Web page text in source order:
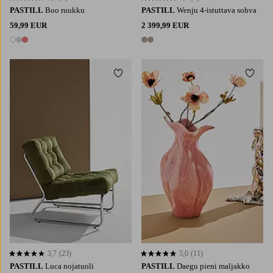
PASTILL Boo ruukku
59,99 EUR
3 värejä
PASTILL Wenju 4-istuttava sohva
2 399,99 EUR
2 värejä
PASTILL Luca nojatuoli
3,7 perustuen 23 arvosanaan
3,7 (23)
Lisää suosikkeihin
PASTILL Daegu pieni maljakko
5,0 perustuen 11 arvosanaan
5,0 (11)
Lisää